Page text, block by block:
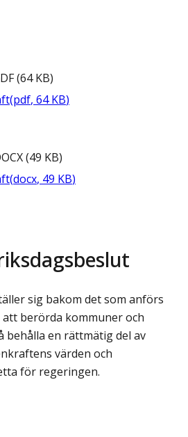
(64 KB)
(pdf, 64 KB)
(49 KB)
(docx, 49 KB)
sig bakom det som anförs
berörda kommuner och
behålla en rättmätig del av
värden och
för regeringen.